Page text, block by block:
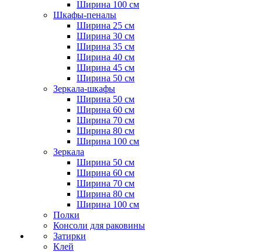
Ширина 100 см
Шкафы-пеналы
Ширина 25 см
Ширина 30 см
Ширина 35 см
Ширина 40 см
Ширина 45 см
Ширина 50 см
Зеркала-шкафы
Ширина 50 см
Ширина 60 см
Ширина 70 см
Ширина 80 см
Ширина 100 см
Зеркала
Ширина 50 см
Ширина 60 см
Ширина 70 см
Ширина 80 см
Ширина 100 см
Полки
Консоли для раковины
Затирки
Клей